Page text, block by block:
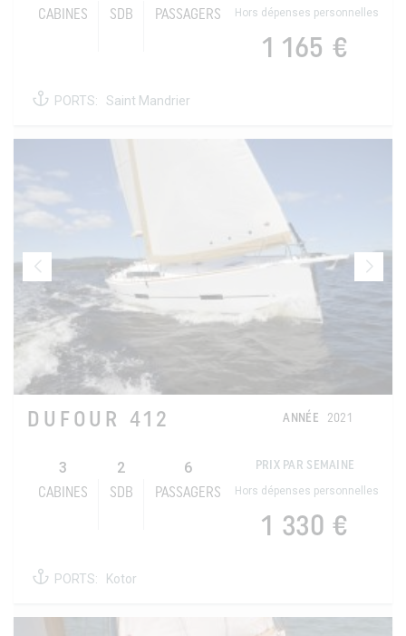
CABINES SDB PASSAGERS Hors dépenses personnelles
1 165 €
PORTS: Saint Mandrier
DUFOUR 412 ANNÉE 2021
3
CABINES
2
SDB
6
PASSAGERS
PRIX PAR SEMAINE
Hors dépenses personnelles
1 330 €
PORTS: Kotor